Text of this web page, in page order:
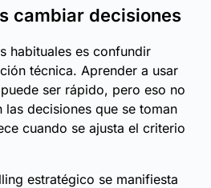
cambiar decisiones
habituales es confundir
técnica. Aprender a usar
ser rápido, pero eso no
decisiones que se toman
cuando se ajusta el criterio
estratégico se manifiesta